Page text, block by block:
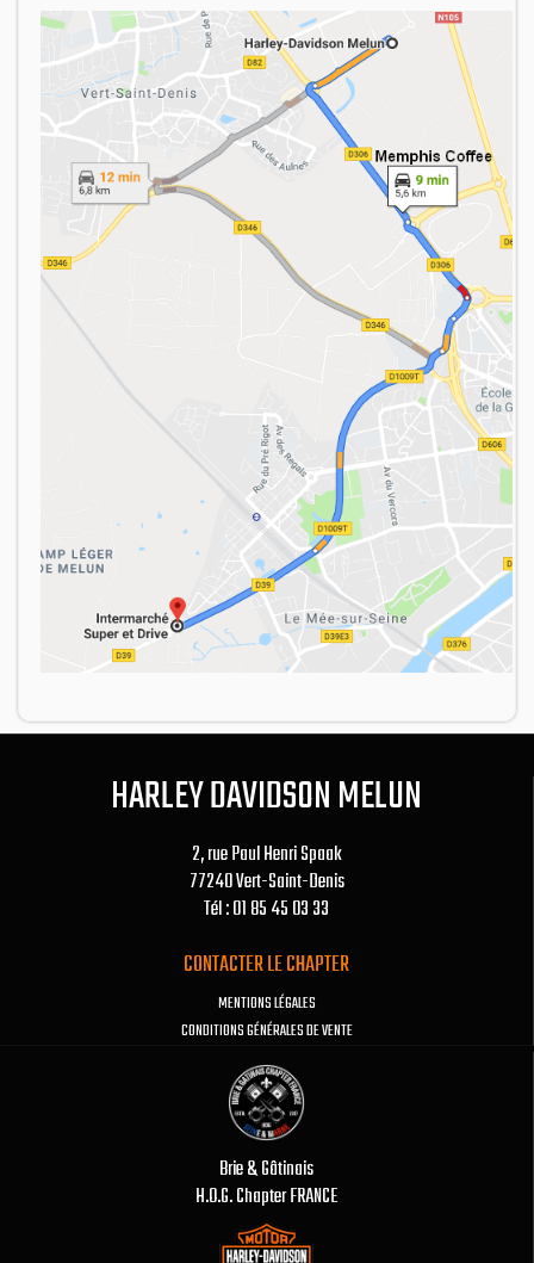
HARLEY DAVIDSON MELUN
2, rue Paul Henri Spaak
77240 Vert-Saint-Denis
Tél : 01 85 45 03 33
CONTACTER LE CHAPTER
MENTIONS LÉGALES
CONDITIONS GÉNÉRALES DE VENTE
Brie & Gâtinais
H.O.G. Chapter FRANCE